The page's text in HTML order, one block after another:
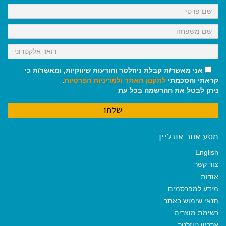
k
p
m
אני מאשר/ת קבלת ניוזלטר והודעות שיווקיות, ומאשר/ת כי
קראתי והסכמתי לתקנון האתר ולמדיניות הפרטיות.
ניתן לבטל את ההרשמה בכל עת
מסע אחר אונליין
English
צור קשר
אודות
מידע למפרסמים
תנאי שימוש באתר
רשימת מוצרים